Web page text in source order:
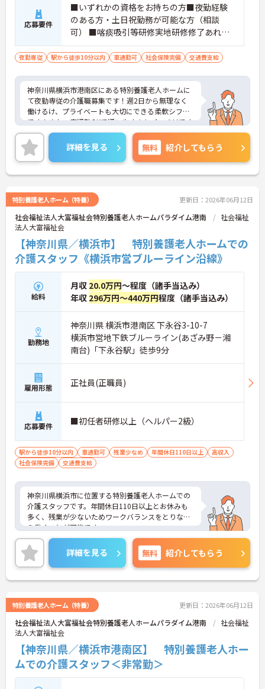
・1ユニット9名の少人数制でじっくりケアに取り組
めます
・毎月の希望休提出で連休取得の相談も可能です
応募要件
■いずれかの資格をお持ちの方■夜勤経験
のある方・土日祝勤務が可能な方（相談
可） ■喀痰吸引等研修実地研修修了あれば
尚可
夜勤専従 駅から徒歩10分以内 車通勤可 社会保険完備 交通費支給
神奈川県横浜市港南区にある特別養護老人ホームに
て夜勤専従の介護職募集です！週2日から無理なく
働けるけ、プライベートも大切にできる柔軟シフト
です！また、車通勤OKで通いやすさもバッチリです
☆ご興味のある方には、面接対策ポイントなど、さ
らに詳細をご案内しますのでお気軽にご相談くださ
い！
詳細を見る 無料 紹介してもらう
特別養護老人ホーム（特養） 更新日：2026年06月12日
社会福祉法人大富福祉会特別養護老人ホームパラダイム港南
社会福祉
法人大富福祉会
【神奈川県／横浜市】 特別養護老人ホームでの
介護スタッフ《横浜市営ブルーライン沿線》
給料
月収 20.0万円～程度（諸手当込み）
年収 296万円～440万円程度（諸手当込み）
勤務地
神奈川県 横浜市港南区 下永谷3-10-7
横浜市営地下鉄ブルーライン(あざみ野－湘
南台)「下永谷駅」徒歩9分
雇用形態 正社員(正職員)
応募要件 ■初任者研修以上（ヘルパー2級）
駅から徒歩10分以内 車通勤可 残業少なめ 年間休日110日以上
高収入
社会保険完備
交通費支給
神奈川県横浜市に位置する特別養護老人ホームでの
介護スタッフです。年間休日110日以上とお休みも
多く、残業が少ないためワークバランスをとりなが
ら働くことが可能です。
ご興味のある方は是非お気軽にお問い合わせくださ
い。
詳細を見る 無料 紹介してもらう
特別養護老人ホーム（特養） 更新日：2026年06月12日
社会福祉法人大富福祉会特別養護老人ホームパラダイム港南
社会福祉
法人大富福祉会
【神奈川県／横浜市港南区】 特別養護老人ホー
ムでの介護スタッフ＜非常勤＞